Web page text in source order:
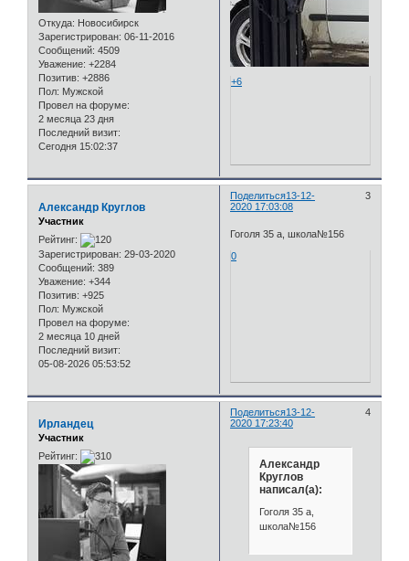
Откуда: Новосибирск
Зарегистрирован: 06-11-2016
Сообщений: 4509
Уважение: +2284
Позитив: +2886
Пол: Мужской
Провел на форуме:
2 месяца 23 дня
Последний визит:
Сегодня 15:02:37
+6
Поделиться 3
13-12-
2020 17:03:08
Александр Круглов
Участник
Рейтинг:
Зарегистрирован: 29-03-2020
Сообщений: 389
Уважение: +344
Позитив: +925
Пол: Мужской
Провел на форуме:
2 месяца 10 дней
Последний визит:
05-08-2026 05:53:52
Гоголя 35 а, школа№156
0
Поделиться 4
13-12-
2020 17:23:40
Ирландец
Участник
Рейтинг:
Александр
Круглов
написал(а):
Гоголя 35 а,
школа№156